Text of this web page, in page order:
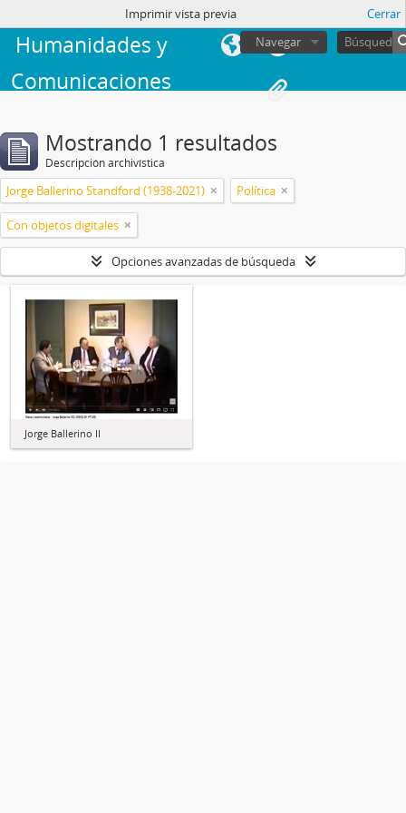
Facultad de
Humanidades y
Comunicaciones
sesión
Navegar
Imprimir vista previa Cerrar
Mostrando 1 resultados
Descripción archivística
Jorge Ballerino Standford (1938-2021) Política
Con objetos digitales
Opciones avanzadas de búsqueda
Jorge Ballerino II